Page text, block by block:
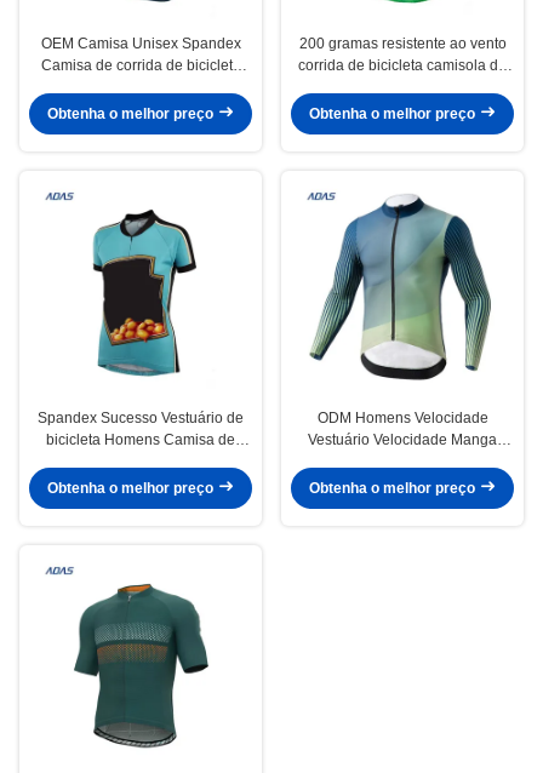
OEM Camisa Unisex Spandex
Camisa de corrida de bicicleta
estrada
Obtenha o melhor preço
200 gramas resistente ao vento
corrida de bicicleta camisola de
masculina roupas esportivas para
Obtenha o melhor preço
Spandex Sucesso Vestuário de
bicicleta Homens Camisa de
Para homens
Obtenha o melhor preço
ODM Homens Velocidade
Vestuário Velocidade Manga
Adultos Motocicleta
Obtenha o melhor preço